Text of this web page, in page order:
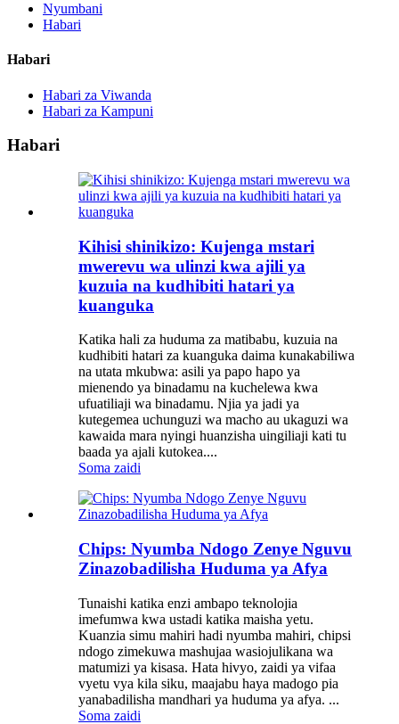
Nyumbani
Habari
Habari
Habari za Viwanda
Habari za Kampuni
Habari
Kihisi shinikizo: Kujenga mstari
mwerevu wa ulinzi kwa ajili ya
kuzuia na kudhibiti hatari ya
kuanguka
Katika hali za huduma za matibabu, kuzuia na
kudhibiti hatari za kuanguka daima kunakabiliwa
na utata mkubwa: asili ya papo hapo ya
mienendo ya binadamu na kuchelewa kwa
ufuatiliaji wa binadamu. Njia ya jadi ya
kutegemea uchunguzi wa macho au ukaguzi wa
kawaida mara nyingi huanzisha uingiliaji kati tu
baada ya ajali kutokea....
Soma zaidi
Chips: Nyumba Ndogo Zenye Nguvu
Zinazobadilisha Huduma ya Afya
Tunaishi katika enzi ambapo teknolojia
imefumwa kwa ustadi katika maisha yetu.
Kuanzia simu mahiri hadi nyumba mahiri, chipsi
ndogo zimekuwa mashujaa wasiojulikana wa
matumizi ya kisasa. Hata hivyo, zaidi ya vifaa
vyetu vya kila siku, maajabu haya madogo pia
yanabadilisha mandhari ya huduma ya afya. ...
Soma zaidi